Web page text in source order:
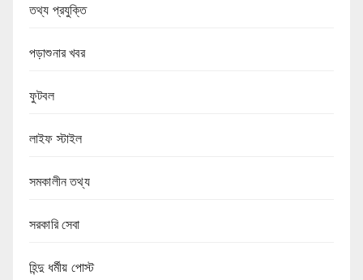
তথ্য প্রযুক্তি
পড়াশুনার খবর
ফুটবল
লাইফ স্টাইল
সমকালীন তথ্য
সরকারি সেবা
হিন্দু ধর্মীয় পোস্ট